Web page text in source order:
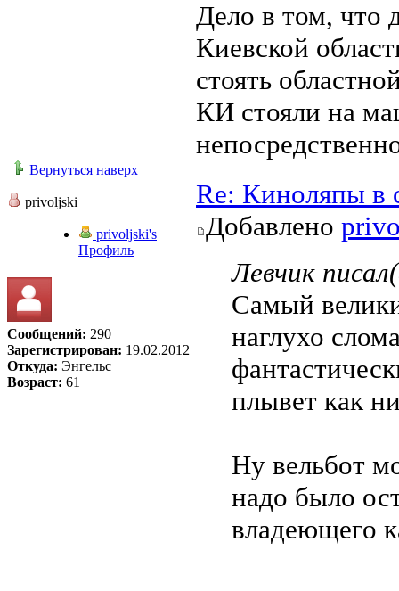
Дело в том, что
Киевской
стоять
КИ стояли на
Вернуться наверх
privoljski
privoljski's
Профиль
Сообщений: 290
Зарегистрирован: 19.02.2012
Откуда: Энгельс
Возраст: 61
Re: Киноляпы в
Добавлено
Левчик
Самый
наглухо
плывет как
Ну вельбот
надо было
владеющего